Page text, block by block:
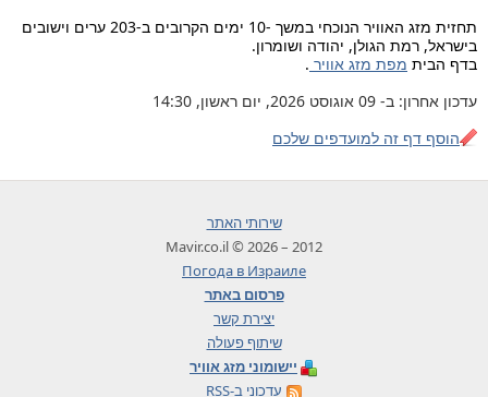
תחזית מזג האוויר הנוכחי במשך -10 ימים הקרובים ב-203 ערים וישובים
בישראל, רמת הגולן, יהודה ושומרון.
בדף הבית מפת מזג אוויר .
עדכון אחרון: ב- 09 אוגוסט 2026, יום ראשון, 14:30
הוסף דף זה למועדפים שלכם
שירותי האתר
2012 – 2026 © Mavir.co.il
Погода в Израиле
פרסום באתר
יצירת קשר
שיתוף פעולה
יישומוני מזג אוויר
עדכוני ב-RSS